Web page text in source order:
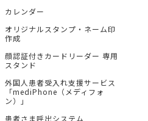
カレンダー
オリジナルスタンプ・ネーム印
作成
顔認証付きカードリーダー 専用
スタンド
外国人患者受入れ支援サービス
「mediPhone（メディフォ
ン）」
患者さま呼出システム